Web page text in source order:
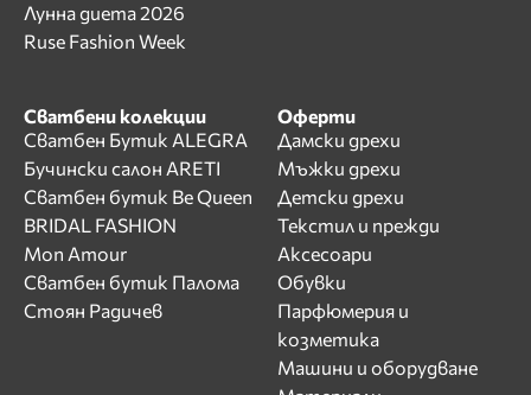
Лунна диета 2026
Ruse Fashion Week
Сватбени колекции
Сватбен Бутик ALEGRA
Бучински салон ARETI
Сватбен бутик Be Queen
BRIDAL FASHION
Mon Amour
Сватбен бутик Палома
Стоян Радичев
Оферти
Дамски дрехи
Мъжки дрехи
Детски дрехи
Текстил и прежди
Аксесоари
Обувки
Парфюмерия и
козметика
Машини и оборудване